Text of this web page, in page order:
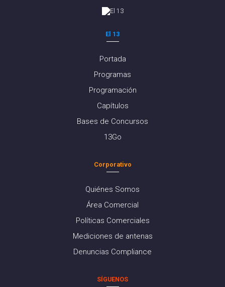
El 13
Portada
Programas
Programación
Capítulos
Bases de Concursos
13Go
Corporativo
Quiénes Somos
Área Comercial
Políticas Comerciales
Mediciones de antenas
Denuncias Compliance
SÍGUENOS